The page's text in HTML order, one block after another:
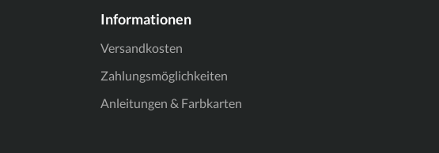
Informationen
Versandkosten
Zahlungsmöglichkeiten
Anleitungen & Farbkarten